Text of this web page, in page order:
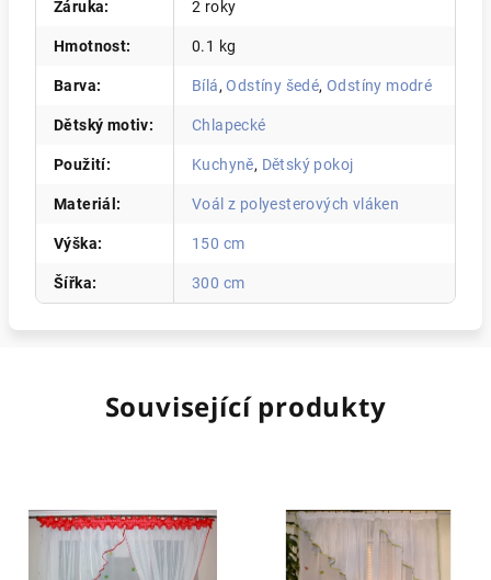
Záruka: 2 roky
Hmotnost: 0.1 kg
Barva: Bílá,Odstíny šedé,Odstíny modré
Dětský motiv: Chlapecké
Použití: Kuchyně, Dětský pokoj
Materiál : Voál z polyesterových vláken
Výška: 150 cm
Šířka: 300 cm
Související produkty